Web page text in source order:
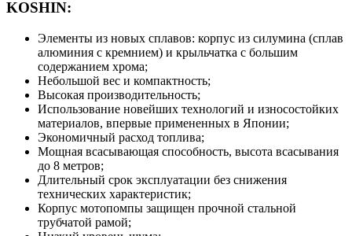
KOSHIN:
Элементы из новых сплавов: корпус из силумина (сплав
алюминия с кремнием) и крыльчатка с большим
содержанием хрома;
Небольшой вес и компактность;
Высокая производительность;
Использование новейших технологий и износостойких
материалов, впервые примененных в Японии;
Экономичный расход топлива;
Мощная всасывающая способность, высота всасывания
до 8 метров;
Длительный срок эксплуатации без снижения
технических характеристик;
Корпус мотопомпы защищен прочной стальной
трубчатой рамой;